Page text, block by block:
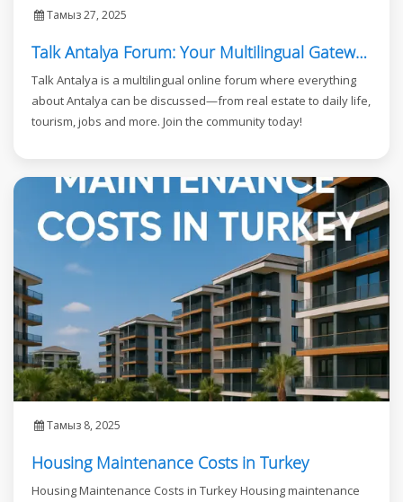
Тамыз 27, 2025
Talk Antalya Forum: Your Multilingual Gateway to Antalya
Talk Antalya is a multilingual online forum where everything
about Antalya can be discussed—from real estate to daily life,
tourism, jobs and more. Join the community today!
Тамыз 8, 2025
Housing Maintenance Costs in Turkey
Housing Maintenance Costs in Turkey Housing maintenance